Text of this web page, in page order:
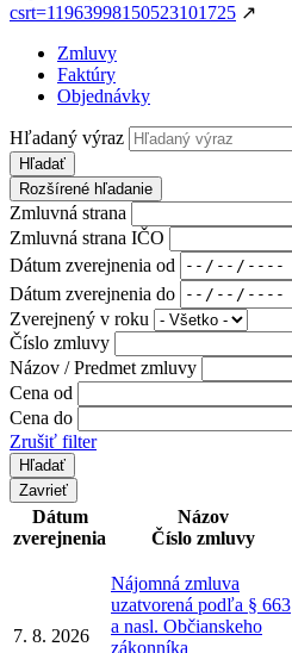
csrt=11963998150523101725 ↗
Zmluvy
Faktúry
Objednávky
Hľadaný výraz
Hľadať
Rozšírené hľadanie
Zmluvná strana
Zmluvná strana IČO
Dátum zverejnenia od
Dátum zverejnenia do
Zverejnený v roku
Číslo zmluvy
Názov / Predmet zmluvy
Cena od
Cena do
Zrušiť filter
Zavrieť
Dátum
zverejnenia
Názov
Číslo zmluvy
7. 8. 2026
Nájomná zmluva
uzatvorená podľa § 663
a nasl. Občianskeho
zákonníka